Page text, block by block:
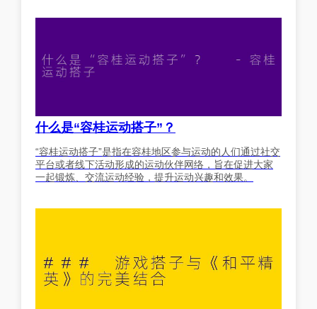
什么是“容桂运动搭子”？
“容桂运动搭子”是指在容桂地区参与运动的人们通过社交
平台或者线下活动形成的运动伙伴网络，旨在促进大家
一起锻炼、交流运动经验，提升运动兴趣和效果。